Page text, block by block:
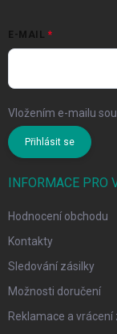
E-MAIL
Vložením e-mailu
Přihlásit se
INFORMACE PRO
Hodnocení obchodu
Kontakty
Sledování zásilky
Možnosti doručení
Reklamace a vrácení